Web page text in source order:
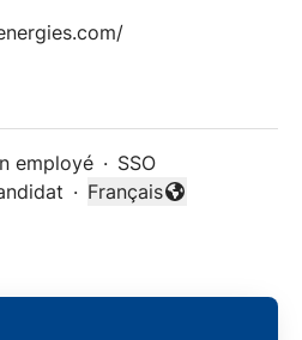
employé · SSO
·
Changer la langue
Français